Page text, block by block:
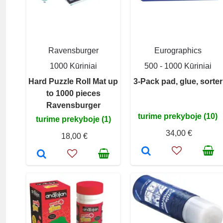
Ravensburger
1000 Kūriniai
Hard Puzzle Roll Mat up
to 1000 pieces
Ravensburger
turime prekyboje (1)
18,00 €
Eurographics
500 - 1000 Kūriniai
3-Pack pad, glue, sorter
turime prekyboje (10)
34,00 €